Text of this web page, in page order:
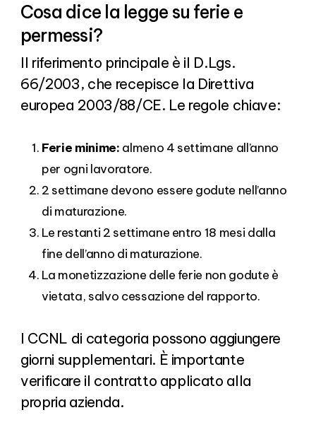
Cosa dice la legge su ferie e
permessi?
Il riferimento principale è il D.Lgs.
66/2003, che recepisce la Direttiva
europea 2003/88/CE. Le regole chiave:
Ferie minime: almeno 4 settimane all’anno
per ogni lavoratore.
2 settimane devono essere godute nell’anno
di maturazione.
Le restanti 2 settimane entro 18 mesi dalla
fine dell’anno di maturazione.
La monetizzazione delle ferie non godute è
vietata, salvo cessazione del rapporto.
I CCNL di categoria possono aggiungere
giorni supplementari. È importante
verificare il contratto applicato alla
propria azienda.